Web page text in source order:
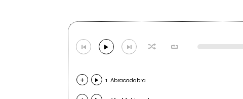
1. Abracadabra